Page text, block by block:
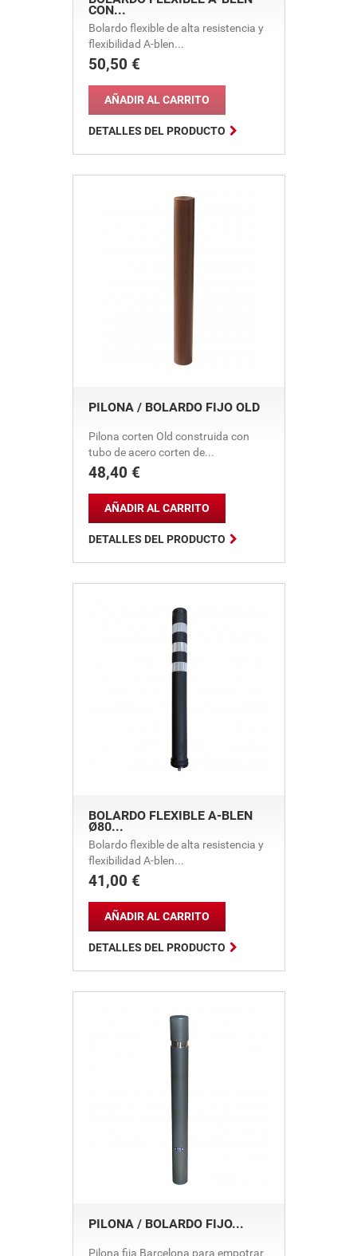
CON...
Bolardo flexible de alta resistencia y
flexibilidad A-blen...
Precio
50,50 €

AÑADIR AL CARRITO
DETALLES DEL PRODUCTO
PILONA / BOLARDO FIJO OLD
Pilona corten Old construida con
tubo de acero corten de...
Precio
48,40 €

AÑADIR AL CARRITO
DETALLES DEL PRODUCTO
BOLARDO FLEXIBLE A-BLEN
Ø80...
Bolardo flexible de alta resistencia y
flexibilidad A-blen...
Precio
41,00 €

AÑADIR AL CARRITO
DETALLES DEL PRODUCTO
PILONA / BOLARDO FIJO...
Pilona fija Barcelona para empotrar